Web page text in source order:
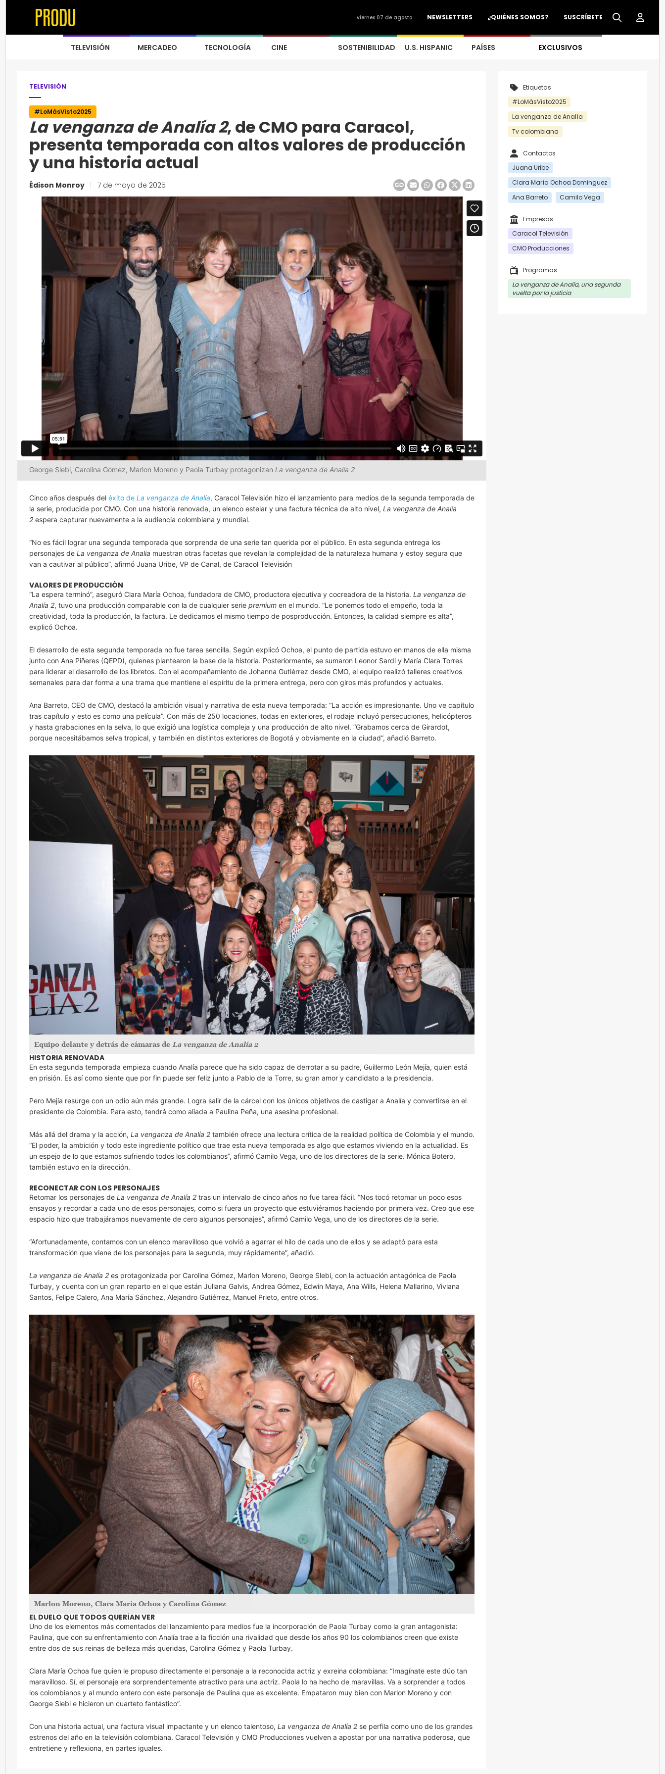
SUSCRÍBETE
¿QUIÉNES SOMOS?
NEWSLETTERS
viernes 07 de agosto
TELEVISIÓN MERCADEO TECNOLOGÍA CINE SOSTENIBILIDAD U.S. HISPANIC PAÍSES EXCLUSIVOS
TELEVISIÓN
#LoMásVisto2025
La venganza de Analía 2, de CMO para Caracol,
presenta temporada con altos valores de producción
y una historia actual
Édison Monroy 7 de mayo de 2025
George Slebi, Carolina Gómez, Marlon Moreno y Paola Turbay protagonizan La venganza de Analía 2
Cinco años después del éxito de La venganza de Analía, Caracol Televisión hizo el lanzamiento para medios de la segunda temporada de
la serie, producida por CMO. Con una historia renovada, un elenco estelar y una factura técnica de alto nivel, La venganza de Analía
2 espera capturar nuevamente a la audiencia colombiana y mundial.
“No es fácil lograr una segunda temporada que sorprenda de una serie tan querida por el público. En esta segunda entrega los
personajes de La venganza de Analia muestran otras facetas que revelan la complejidad de la naturaleza humana y estoy segura que
van a cautivar al público”, afirmó Juana Uribe, VP de Canal, de Caracol Televisión
VALORES DE PRODUCCIÓN
“La espera terminó”, aseguró Clara María Ochoa, fundadora de CMO, productora ejecutiva y cocreadora de la historia. La venganza de
Analía 2, tuvo una producción comparable con la de cualquier serie premium en el mundo. “Le ponemos todo el empeño, toda la
creatividad, toda la producción, la factura. Le dedicamos el mismo tiempo de posproducción. Entonces, la calidad siempre es alta”,
explicó Ochoa.
El desarrollo de esta segunda temporada no fue tarea sencilla. Según explicó Ochoa, el punto de partida estuvo en manos de ella misma
junto con Ana Piñeres (QEPD), quienes plantearon la base de la historia. Posteriormente, se sumaron Leonor Sardi y María Clara Torres
para liderar el desarrollo de los libretos. Con el acompañamiento de Johanna Gutiérrez desde CMO, el equipo realizó talleres creativos
semanales para dar forma a una trama que mantiene el espíritu de la primera entrega, pero con giros más profundos y actuales.
Ana Barreto, CEO de CMO, destacó la ambición visual y narrativa de esta nueva temporada: “La acción es impresionante. Uno ve capítulo
tras capítulo y esto es como una película”. Con más de 250 locaciones, todas en exteriores, el rodaje incluyó persecuciones, helicópteros
y hasta grabaciones en la selva, lo que exigió una logística compleja y una producción de alto nivel. “Grabamos cerca de Girardot,
porque necesitábamos selva tropical, y también en distintos exteriores de Bogotá y obviamente en la ciudad”, añadió Barreto.
Equipo delante y detrás de cámaras de La venganza de Analía 2
HISTORIA RENOVADA
En esta segunda temporada empieza cuando Analía parece que ha sido capaz de derrotar a su padre, Guillermo León Mejía, quien está
en prisión. Es así como siente que por fin puede ser feliz junto a Pablo de la Torre, su gran amor y candidato a la presidencia.
Pero Mejía resurge con un odio aún más grande. Logra salir de la cárcel con los únicos objetivos de castigar a Analía y convertirse en el
presidente de Colombia. Para esto, tendrá como aliada a Paulina Peña, una asesina profesional.
Más allá del drama y la acción, La venganza de Analía 2 también ofrece una lectura crítica de la realidad política de Colombia y el mundo.
“El poder, la ambición y todo este ingrediente político que trae esta nueva temporada es algo que estamos viviendo en la actualidad. Es
un espejo de lo que estamos sufriendo todos los colombianos”, afirmó Camilo Vega, uno de los directores de la serie. Mónica Botero,
también estuvo en la dirección.
RECONECTAR CON LOS PERSONAJES
Retomar los personajes de La venganza de Analía 2 tras un intervalo de cinco años no fue tarea fácil. “Nos tocó retomar un poco esos
ensayos y recordar a cada uno de esos personajes, como si fuera un proyecto que estuviéramos haciendo por primera vez. Creo que ese
espacio hizo que trabajáramos nuevamente de cero algunos personajes”, afirmó Camilo Vega, uno de los directores de la serie.
“Afortunadamente, contamos con un elenco maravilloso que volvió a agarrar el hilo de cada uno de ellos y se adaptó para esta
transformación que viene de los personajes para la segunda, muy rápidamente”, añadió.
La venganza de Analía 2 es protagonizada por Carolina Gómez, Marlon Moreno, George Slebi, con la actuación antagónica de Paola
Turbay, y cuenta con un gran reparto en el que están Juliana Galvis, Andrea Gómez, Edwin Maya, Ana Wills, Helena Mallarino, Viviana
Santos, Felipe Calero, Ana María Sánchez, Alejandro Gutiérrez, Manuel Prieto, entre otros.
Marlon Moreno, Clara María Ochoa y Carolina Gómez
EL DUELO QUE TODOS QUERÍAN VER
Uno de los elementos más comentados del lanzamiento para medios fue la incorporación de Paola Turbay como la gran antagonista:
Paulina, que con su enfrentamiento con Analía trae a la ficción una rivalidad que desde los años 90 los colombianos creen que existe
entre dos de sus reinas de belleza más queridas, Carolina Gómez y Paola Turbay.
Clara María Ochoa fue quien le propuso directamente el personaje a la reconocida actriz y exreina colombiana: “Imagínate este dúo tan
maravilloso. Sí, el personaje era sorprendentemente atractivo para una actriz. Paola lo ha hecho de maravillas. Va a sorprender a todos
los colombianos y al mundo entero con este personaje de Paulina que es excelente. Empataron muy bien con Marlon Moreno y con
George Slebi e hicieron un cuarteto fantástico”.
Con una historia actual, una factura visual impactante y un elenco talentoso, La venganza de Analía 2 se perfila como uno de los grandes
estrenos del año en la televisión colombiana. Caracol Televisión y CMO Producciones vuelven a apostar por una narrativa poderosa, que
entretiene y reflexiona, en partes iguales.
Etiquetas
#LoMásVisto2025
La venganza de Analía
Tv colombiana
Contactos
Juana Uribe
Clara María Ochoa Dominguez
Ana Barreto
Camilo Vega
Empresas
Caracol Televisión
CMO Producciones
Programas
La venganza de Analía, una segunda
vuelta por la justicia